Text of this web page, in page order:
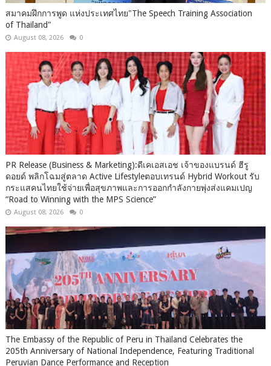
สมาคมฝึกการพูด แห่งประเทศไทย"The Speech Training Association
of Thailand"
August 08, 2026 0
PR Release (Business & Marketing):ดีเคเอสเอช เจ้าของแบรนด์ ฮีรู
ดอยด์ พลิกโฉมสู่ตลาด Active Lifestyleตอบเทรนด์ Hybrid Workout รับ
กระแสคนไทยใช้จ่ายเพื่อสุขภาพและการออกกำลังกายพุ่งส่งแคมเปญ
“Road to Winning with the MPS Science”
August 08, 2026 0
The Embassy of the Republic of Peru in Thailand Celebrates the
205th Anniversary of National Independence, Featuring Traditional
Peruvian Dance Performance and Reception